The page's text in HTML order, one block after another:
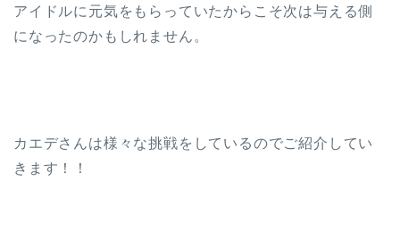
アイドルに元気をもらっていたからこそ次は与える側
になったのかもしれません。
カエデさんは様々な挑戦をしているのでご紹介してい
きます！！